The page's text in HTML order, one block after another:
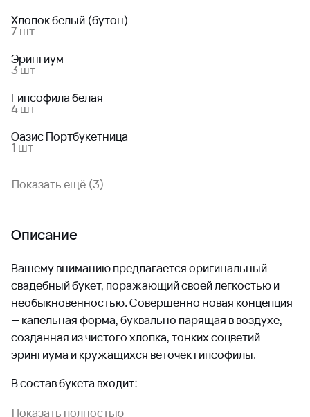
Хлопок белый (бутон)
7 шт
Эрингиум
3 шт
Гипсофила белая
4 шт
Оазис Портбукетница
1 шт
Показать ещё (3)
Описание
Вашему вниманию предлагается оригинальный
свадебный букет, поражающий своей легкостью и
необыкновенностью. Совершенно новая концепция
— капельная форма, буквально парящая в воздухе,
созданная из чистого хлопка, тонких соцветий
эрингиума и кружащихся веточек гипсофилы.
В состав букета входит:
? Хлопок — главный герой букета, задающий его
Показать полностью